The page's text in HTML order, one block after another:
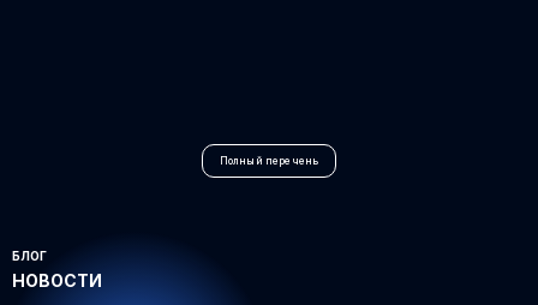
Полный перечень
БЛОГ
НОВОСТИ